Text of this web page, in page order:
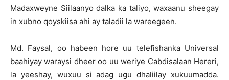
Madaxweyne Siilaanyo dalka ka taliyo, waxaanu sheegay
in xubno qoyskiisa ahi ay taladii la wareegeen.
Md. Faysal, oo habeen hore uu telefishanka Universal
baahiyay waraysi dheer oo uu weriye Cabdisalaan Hereri,
la yeeshay, wuxuu si adag ugu dhaliilay xukuumadda.